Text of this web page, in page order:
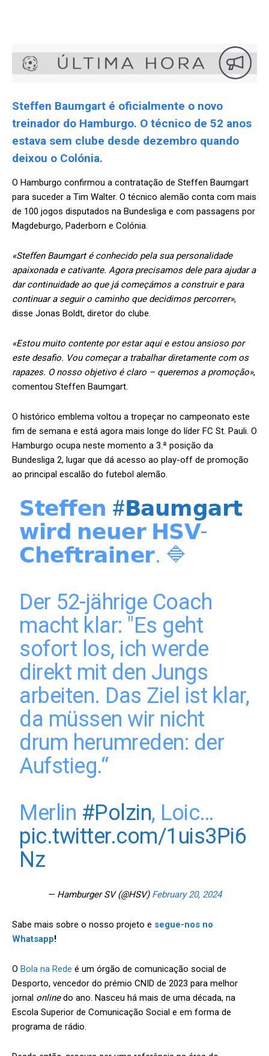
Steffen Baumgart é oficialmente o novo
treinador do Hamburgo. O técnico de 52 anos
estava sem clube desde dezembro quando
deixou o Colónia.
O Hamburgo confirmou a contratação de Steffen Baumgart
para suceder a Tim Walter. O técnico alemão conta com mais
de 100 jogos disputados na Bundesliga e com passagens por
Magdeburgo, Paderborn e Colónia.
«Steffen Baumgart é conhecido pela sua personalidade
apaixonada e cativante. Agora precisamos dele para ajudar a
dar continuidade ao que já começámos a construir e para
continuar a seguir o caminho que decidimos percorrer»,
disse Jonas Boldt, diretor do clube.
«Estou muito contente por estar aqui e estou ansioso por
este desafio. Vou começar a trabalhar diretamente com os
rapazes. O nosso objetivo é claro – queremos a promoção»,
comentou Steffen Baumgart.
O histórico emblema voltou a tropeçar no campeonato este
fim de semana e está agora mais longe do líder FC St. Pauli. O
Hamburgo ocupa neste momento a 3.ª posição da
Bundesliga 2, lugar que dá acesso ao play-off de promoção
ao principal escalão do futebol alemão.
𝗦𝘁𝗲𝗳𝗳𝗲𝗻 #𝗕𝗮𝘂𝗺𝗴𝗮𝗿𝘁
𝘄𝗶𝗿𝗱 𝗻𝗲𝘂𝗲𝗿 𝗛𝗦𝗩-
𝗖𝗵𝗲𝗳𝘁𝗿𝗮𝗶𝗻𝗲𝗿. 🔷
Der 52-jährige Coach
macht klar: "Es geht
sofort los, ich werde
direkt mit den Jungs
arbeiten. Das Ziel ist klar,
da müssen wir nicht
drum herumreden: der
Aufstieg.“
Merlin #Polzin, Loic…
pic.twitter.com/1uis3Pi6
Nz
— Hamburger SV (@HSV) February 20, 2024
Sabe mais sobre o nosso projeto e segue-nos no
Whatsapp!
O Bola na Rede é um órgão de comunicação social de
Desporto, vencedor do prémio CNID de 2023 para melhor
jornal onlinedo ano. Nasceu há mais de uma década, na
Escola Superior de Comunicação Social e em forma de
programa de rádio.